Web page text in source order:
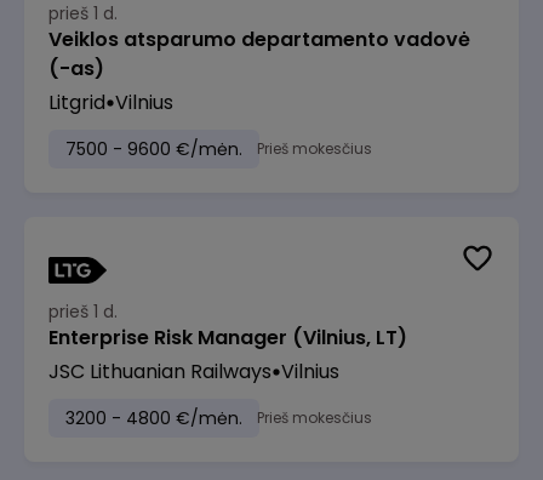
prieš 1 d.
Veiklos atsparumo departamento vadovė
(-as)
Litgrid Vilnius
7500 - 9600 €/mėn. Prieš mokesčius
prieš 1 d.
Enterprise Risk Manager (Vilnius, LT)
JSC Lithuanian Railways Vilnius
3200 - 4800 €/mėn. Prieš mokesčius